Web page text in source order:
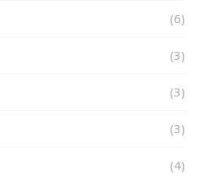
(6)
(3)
(3)
(3)
(4)